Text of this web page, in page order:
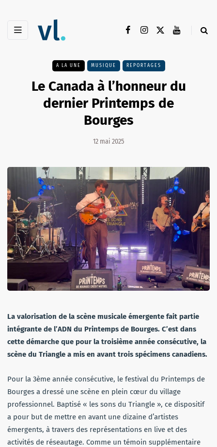
A LA UNE MUSIQUE REPORTAGES
Le Canada à l’honneur du
dernier Printemps de
Bourges
12 mai 2025
La valorisation de la scène musicale émergente fait partie
intégrante de l’ADN du Printemps de Bourges. C’est dans
cette démarche que pour la troisième année consécutive, la
scène du Triangle a mis en avant trois spécimens canadiens.
Pour la 3ème année consécutive, le festival du Printemps de
Bourges a dressé une scène en plein cœur du village
professionnel. Baptisé « les sons du Triangle », ce dispositif
a pour but de mettre en avant une dizaine d’artistes
émergents, à travers des représentations en live et des
activités de réseautage. Comme un témoin supplémentaire